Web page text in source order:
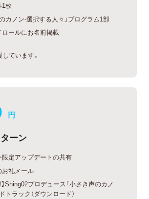
1枚
カノン-選択する人々」プログラム1部
ールにお名前掲載
ています。
円
ーン
限定アップデートの共有
お礼メール
】Shing02プロデュース「小さき声のカノ
トラック（ダウンロード）